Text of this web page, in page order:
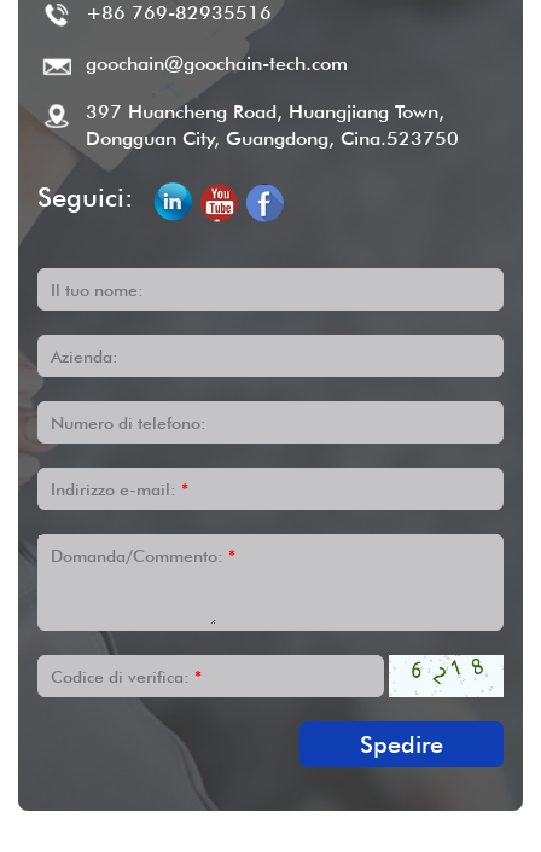
+86 769-82935516
goochain@goochain-tech.com
397 Huancheng Road, Huangjiang Town,
Dongguan City, Guangdong, Cina.523750
Seguici:
Il tuo nome:
Azienda:
Numero di telefono:
Indirizzo e-mail: *
Domanda/Commento: *
Codice di verifica: *
Spedire